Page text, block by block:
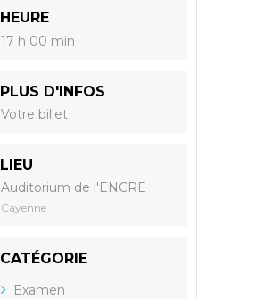
HEURE
17 h 00 min
PLUS D'INFOS
Votre billet
LIEU
Auditorium de l'ENCRE
Cayenne
CATÉGORIE
Examen